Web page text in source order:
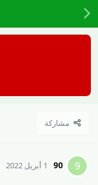
مشاركة
9
90 1 أبريل 2022